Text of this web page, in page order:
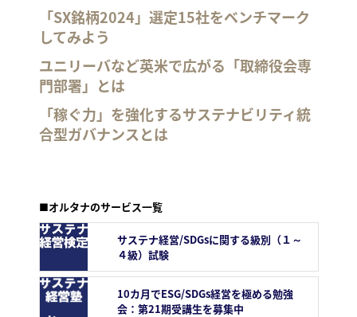
「SX銘柄2024」選定15社をベンチマーク
してみよう
ユニリーバなど英米で広がる「取締役会専
門部署」とは
「稼ぐ力」を強化するサステナビリティ統
合型ガバナンスとは
■オルタナのサービス一覧
サステナ経営/SDGsに関する級別（１～
４級）試験
10カ月でESG/SDGs経営を極める勉強
会：第21期受講生を募集中